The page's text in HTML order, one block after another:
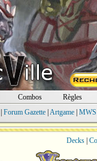
Combos Règles
Forum Gazette| Artgame| MWS
Decks|